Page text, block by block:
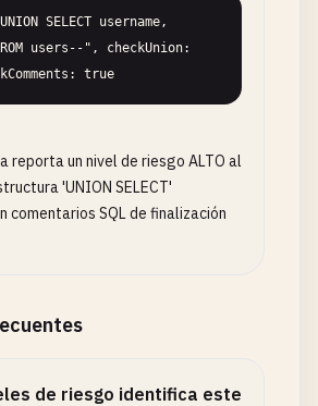
SELECT username,
users--", checkUnion:
true
reporta un nivel de riesgo ALTO al
'UNION SELECT'
comentarios SQL de finalización
de riesgo identifica este